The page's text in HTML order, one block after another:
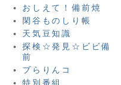
おしえて！備前焼
閑谷ものしり帳
天気豆知識
探検☆発見☆ビビ備
前
ブらりんコ
特別番組